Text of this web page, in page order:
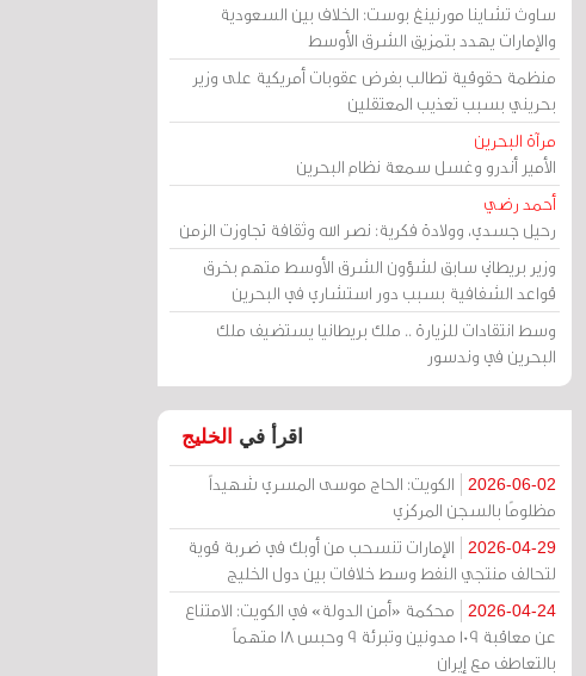
ساوث تشاينا مورنينغ بوست: الخلاف بين السعودية
والإمارات يهدد بتمزيق الشرق الأوسط
منظمة حقوقية تطالب بفرض عقوبات أمريكية على وزير
بحريني بسبب تعذيب المعتقلين
مرآة البحرين
الأمير أندرو وغسل سمعة نظام البحرين
أحمد رضي
رحيل جسدي، وولادة فكرية: نصر الله وثقافة تجاوزت الزمن
وزير بريطاني سابق لشؤون الشرق الأوسط متهم بخرق
قواعد الشفافية بسبب دور استشاري في البحرين
وسط انتقادات للزيارة .. ملك بريطانيا يستضيف ملك
البحرين في وندسور
اقرأ في الخليج
2026-06-02
الكويت: الحاج موسى المسري شهيداً
مظلومًا بالسجن المركزي
2026-04-29
الإمارات تنسحب من أوبك في ضربة قوية
لتحالف منتجي النفط وسط خلافات بين دول الخليج
2026-04-24
محكمة «أمن الدولة» في الكويت: الامتناع
عن معاقبة 109 مدونين وتبرئة 9 وحبس 18 متهماً
بالتعاطف مع إيران